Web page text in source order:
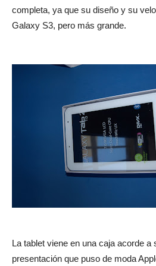
completa, ya que su diseño y su
Galaxy S3, pero más grande.
La tablet viene en una caja acorde
presentación que puso de moda